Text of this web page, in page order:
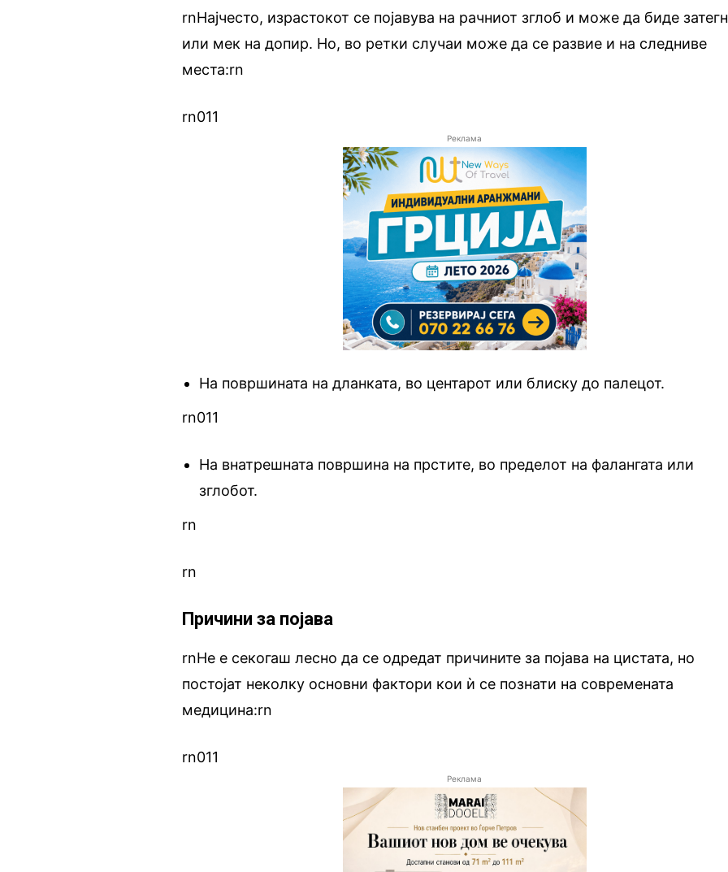
rnНајчесто, израстокот се појавува на рачниот зглоб и може да биде
или мек на допир. Но, во ретки случаи може да се развие и на следниве
места:rn
rn011
Реклама
На површината на дланката, во центарот или блиску до палецот.
rn011
На внатрешната површина на прстите, во пределот на фалангата или
зглобот.
rn
rn
Причини за појава
rnНе е секогаш лесно да се одредат причините за појава на цистата, но
постојат неколку основни фактори кои ѝ се познати на современата
медицина:rn
rn011
Реклама